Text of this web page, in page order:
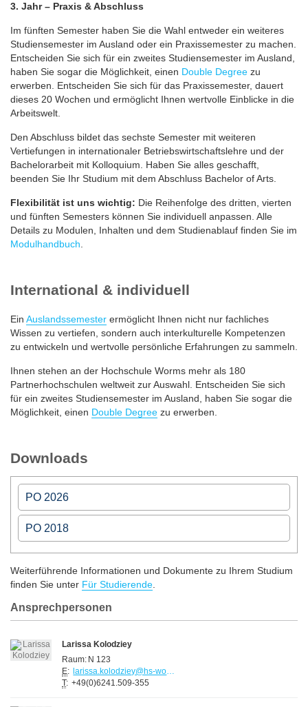
3. Jahr – Praxis & Abschluss
Im fünften Semester haben Sie die Wahl entweder ein weiteres
Studiensemester im Ausland oder ein Praxissemester zu machen.
Entscheiden Sie sich für ein zweites Studiensemester im Ausland,
haben Sie sogar die Möglichkeit, einen Double Degree zu
erwerben. Entscheiden Sie sich für das Praxissemester, dauert
dieses 20 Wochen und ermöglicht Ihnen wertvolle Einblicke in die
Arbeitswelt.
Den Abschluss bildet das sechste Semester mit weiteren
Vertiefungen in internationaler Betriebswirtschaftslehre und der
Bachelorarbeit mit Kolloquium. Haben Sie alles geschafft,
beenden Sie Ihr Studium mit dem Abschluss Bachelor of Arts.
Flexibilität ist uns wichtig: Die Reihenfolge des dritten, vierten
und fünften Semesters können Sie individuell anpassen. Alle
Details zu Modulen, Inhalten und dem Studienablauf finden Sie im
Modulhandbuch
International & individuell
Ein Auslandssemester ermöglicht Ihnen nicht nur fachliches
Wissen zu vertiefen, sondern auch interkulturelle Kompetenzen
zu entwickeln und wertvolle persönliche Erfahrungen zu sammeln.
Ihnen stehen an der Hochschule Worms mehr als 180
Partnerhochschulen weltweit zur Auswahl. Entscheiden Sie sich
für ein zweites Studiensemester im Ausland, haben Sie sogar die
Möglichkeit, einen Double Degree zu erwerben.
Downloads
PO 2026
PO 2026
Modulhandbuch VV
Rahmenprüfungsordnung der Hochschule Worms
PO 2018
Studienverlaufsplan
Modulhandbuch
Fachspezifische Prüfungsordnung ab WiSe 2018/19
Rahmenprüfungsordnung der Hochschule Worms
Weiterführende Informationen und Dokumente zu Ihrem Studium
finden Sie unter Für Studierende
Ansprechpersonen
Larissa Kolodziey
Raum: N 123
E:
larissa.kolodziey@hs-worms.de
T: +49(0)6241.509-355